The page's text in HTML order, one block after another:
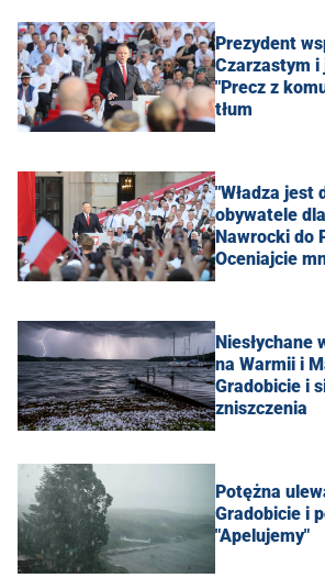
Prezydent
Czarzastym i
"Precz z
tłum
"Władza jest
obywatele
Nawrocki do
Oceniajcie
Niesłychane
na Warmii i
Gradobicie i
zniszczenia
Potężna
Gradobicie i
"Apelujemy"